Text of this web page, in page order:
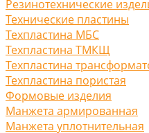
Резинотехнические
Технические пластины
Техпластина МБС
Техпластина ТМКЩ
Техпластина
Техпластина пористая
Формовые изделия
Манжета армированная
Манжета уплотнительная